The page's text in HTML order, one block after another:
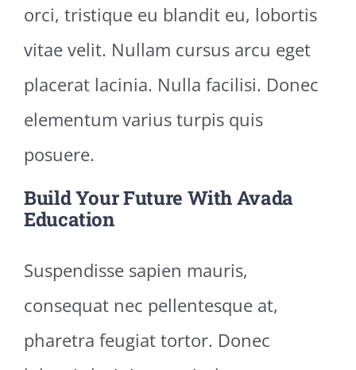
orci, tristique eu blandit eu, lobortis
vitae velit. Nullam cursus arcu eget
placerat lacinia. Nulla facilisi. Donec
elementum varius turpis quis
posuere.
Build Your Future With Avada
Education
Suspendisse sapien mauris,
consequat nec pellentesque at,
pharetra feugiat tortor. Donec